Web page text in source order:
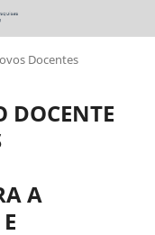
Docentes
DOCENTE
A